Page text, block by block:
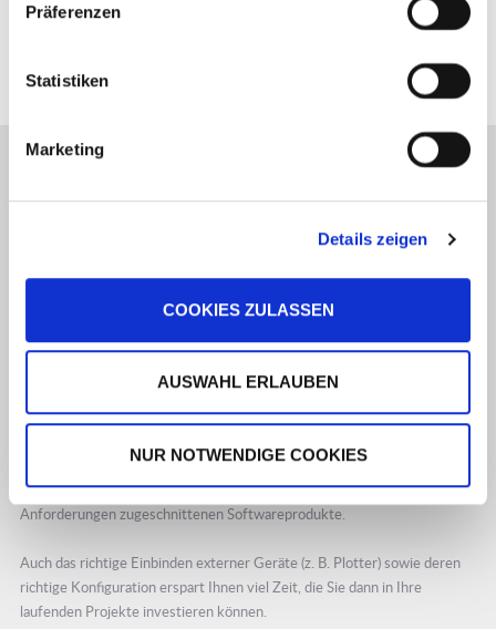
Präferenzen
Statistiken
Marketing
Details zeigen
COOKIES ZULASSEN
AUSWAHL ERLAUBEN
NUR NOTWENDIGE COOKIES
Effizientes Projektmanagement
durch professionelle
Softwareprodukte
Aufgrund des hohen Datenvolumens bei der CAD-Modellierung und
Architekten und Planer eine grundlegende Voraussetzung für effizientes
Arbeiten. Deshalb unterstützen wir Sie sowohl bei der Auswahl der
Bedarfsanalyse Ihrer Grafikleistung oder des benötigten
Arbeitsspeichers), aber auch bei der Suche nach speziell auf Ihre
Anforderungen zugeschnittenen Softwareprodukte.
Auch das richtige Einbinden externer Geräte (z. B. Plotter) sowie deren
richtige Konfiguration erspart Ihnen viel Zeit, die Sie dann in Ihre
laufenden Projekte investieren können.